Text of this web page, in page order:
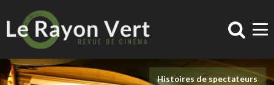
Histoires de spectateurs